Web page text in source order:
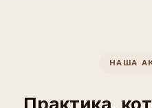
НАША
Практика,